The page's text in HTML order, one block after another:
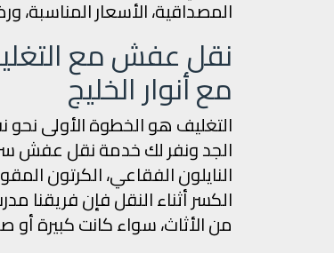
المصداقية، الأسعار المناسبة،
نقل عفش مع
مع أنوار الخليج
التغليف هو الخطوة الأولى
الجد ونفر لك خدمة نقل عفش
النايلون الفقاعي، الكرتون
الكسر أثناء النقل فإن
من الأثاث، سواء كانت كبيرة أو